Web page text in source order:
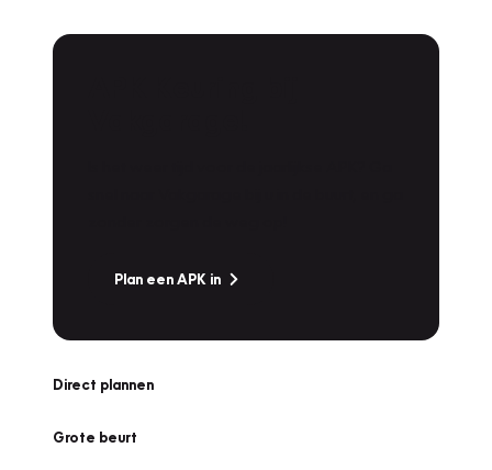
Plan een APK in
Direct plannen
Grote beurt